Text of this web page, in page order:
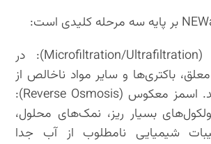
میکروفیلتراسیون (Microfiltration/Ultrafiltration): در
باکتری‌ها و سایر مواد ناخالص از
آب حذف می‌شوند. اسمز معکوس (Reverse Osmosis):
بسیار ریز، نمک‌های محلول،
شیمیایی نامطلوب از آب جدا